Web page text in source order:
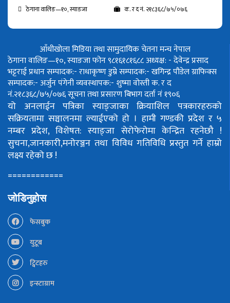
ठेगाना वालिङ—१०, स्याङजा
क. र द नं. २१८३६८/७५/०७६
आँधीखोला मिडिया तथा सामुदायिक चेतना मन्च नेपाल
ठेगाना वालिङ—१०, स्याङजा फोन ९८१६१८१६८८अध्यक्ष: - देवेन्द्र प्रसाद
भट्टराईप्रधान सम्पादक:- राधाकृष्ण डुम्रेसम्पादक:- खगिन्द्र पौडेलग्राफिक्स
सम्पादक:- अर्जुन पंगेनीव्यवस्थापक:- शुष्मा वोस्तीक. र द
नं.२१८३६८/७५/०७६सूचना तथा प्रसारण बिभाग दर्ता नं १९०६
यो अनलाईन पत्रिका स्याङ्जाका क्रियाशिल पत्रकारहरुको
सक्रियतामा सञ्चालनमा ल्याईएको हो । हामी गण्डकी प्रदेश र ५
नम्बर प्रदेश, विशेषत: स्याङ्जा सेरोफेरोमा केन्द्रित रहनेछौ !
सुचना,जानकारी,मनोरञ्जन तथा विविध गतिविधि प्रस्तुत गर्ने हाम्रो
लक्ष्य रहेको छ !
============
जोडिनुहोस
फेसबुक
युटूब
ट्विटहरु
इन्स्टाग्राम